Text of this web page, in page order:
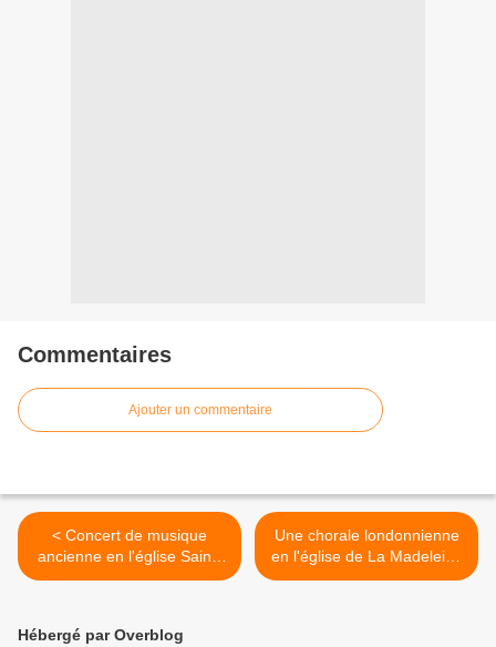
Commentaires
Ajouter un commentaire
< Concert de musique
ancienne en l'église Saint-
Séverin Paris 5e
Une chorale londonnienne
en l'église de La Madeleine
Paris 8e >
Hébergé par Overblog